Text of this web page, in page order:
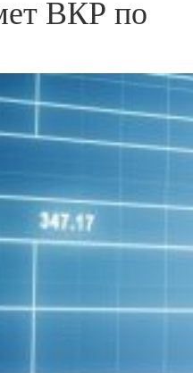
ВКР по